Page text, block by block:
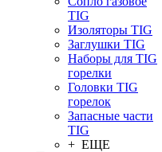
TIG
Изоляторы TIG
Заглушки TIG
Наборы для TIG
горелки
Головки TIG
горелок
Запасные части
TIG
+ ЕЩЕ